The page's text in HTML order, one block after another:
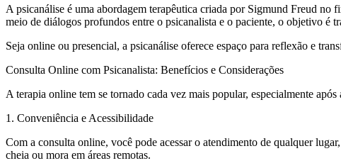
A psicanálise é uma abordagem terapêutica criada por Sigmund Freud
meio de diálogos profundos entre o psicanalista e o paciente, o objetivo é
Seja online ou presencial, a psicanálise oferece espaço para reflexão e
Consulta Online com Psicanalista: Benefícios e Considerações
A terapia online tem se tornado cada vez mais popular, especialmente
1. Conveniência e Acessibilidade
Com a consulta online, você pode acessar o atendimento de qualquer
cheia ou mora em áreas remotas.